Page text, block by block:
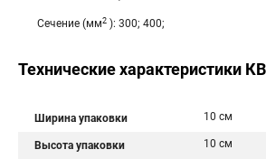
Сечение (мм2 ): 300; 400;
Технические характеристики
Ширина упаковки 10 см
Высота упаковки 10 см